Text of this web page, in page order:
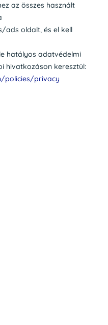
az összes használt
oldalt, és el kell
hatályos adatvédelmi
hivatkozáson keresztül:
policies/privacy